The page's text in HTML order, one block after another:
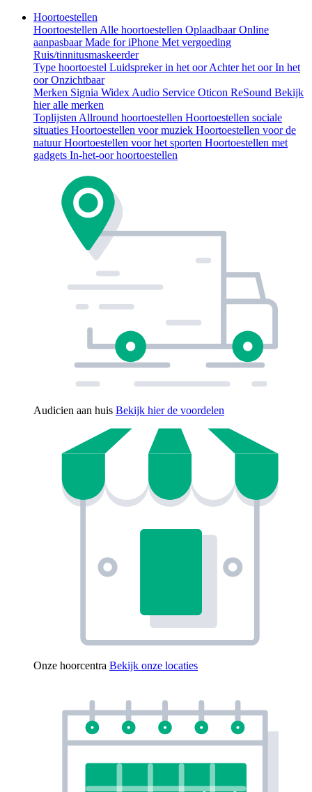
Hoortoestellen
Hoortoestellen Alle hoortoestellen OplaadbaarOnline
aanpasbaarMade for iPhone Met vergoeding
Ruis/tinnitusmaskeerder
Type hoortoestel Luidspreker in het oorAchter het oorIn het
oorOnzichtbaar
Merken Signia Widex Audio Service Oticon ReSound Bekijk
hier alle merken
Toplijsten Allround hoortoestellen Hoortoestellen sociale
situaties Hoortoestellen voor muziek Hoortoestellen voor de
natuurHoortoestellen voor het sporten Hoortoestellen met
gadgets In-het-oor hoortoestellen
Audicien aan huis Bekijk hier de voordelen
Onze hoorcentra Bekijk onze locaties